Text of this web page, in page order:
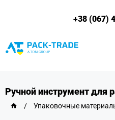
+38 (067)
Ручной инструмент для
/ Упаковочные